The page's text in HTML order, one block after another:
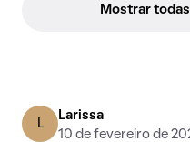
Mostrar
L
Larissa
10 de fevereiro de